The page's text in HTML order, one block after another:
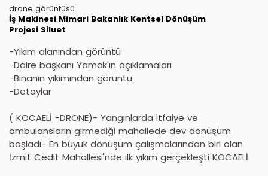
drone görüntüsü
İş Makinesi Mimari Bakanlık Kentsel Dönüşüm
Projesi Siluet
-Yıkım alanından görüntü
-Daire başkanı Yamak'ın açıklamaları
-Binanın yıkımından görüntü
-Detaylar
( KOCAELİ -DRONE)- Yangınlarda itfaiye ve
ambulansların girmediği mahallede dev dönüşüm
başladı- En büyük dönüşüm çalışmalarından biri olan
İzmit Cedit Mahallesi'nde ilk yıkım gerçekleşti KOCAELİ